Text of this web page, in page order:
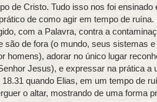
de Cristo. Tudo isso nos foi
de como agir em tempo de
com a Palavra, contra a
são de fora (o mundo, seus sistemas
homens), adorar no único lugar
Jesus), e expressar na prática a
quando Elias, em um tempo de
o altar, mostrando de uma forma